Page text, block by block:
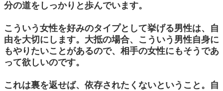
分の道をしっかりと歩んでいます。
こういう女性を好みのタイプとして挙げる男性は、自
由を大切にします。大抵の場合、こういう男性自身に
もやりたいことがあるので、相手の女性にもそうであ
って欲しいのです。
これは裏を返せば、依存されたくないということ。自